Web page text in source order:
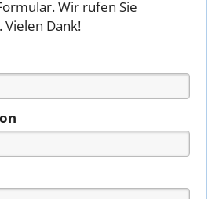
Wir rufen Sie
Dank!